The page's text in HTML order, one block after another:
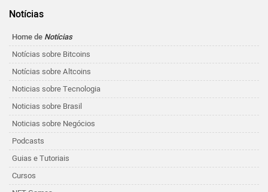
Notícias
Home de Notícias
Notícias sobre Bitcoins
Notícias sobre Altcoins
Noticias sobre Tecnologia
Noticias sobre Brasil
Noticias sobre Negócios
Podcasts
Guias e Tutoriais
Cursos